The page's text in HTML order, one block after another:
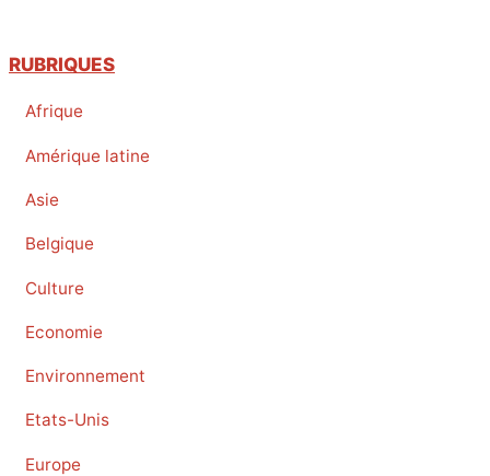
RUBRIQUES
Afrique
Amérique latine
Asie
Belgique
Culture
Economie
Environnement
Etats-Unis
Europe